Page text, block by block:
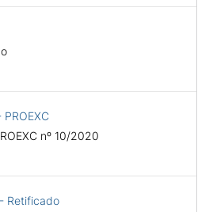
nº 10/2020
Retificado